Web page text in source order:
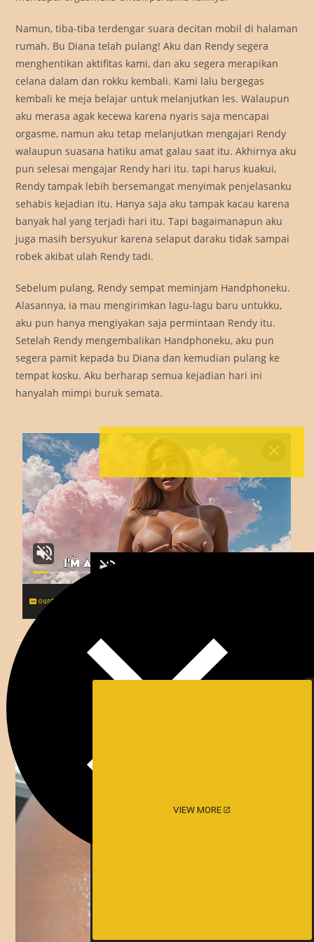
Namun, tiba-tiba terdengar suara decitan mobil di halaman
rumah. Bu Diana telah pulang! Aku dan Rendy segera
menghentikan aktifitas kami, dan aku segera merapikan
celana dalam dan rokku kembali. Kami lalu bergegas
kembali ke meja belajar untuk melanjutkan les. Walaupun
aku merasa agak kecewa karena nyaris saja mencapai
orgasme, namun aku tetap melanjutkan mengajari Rendy
walaupun suasana hatiku amat galau saat itu. Akhirnya aku
pun selesai mengajar Rendy hari itu. tapi harus kuakui,
Rendy tampak lebih bersemangat menyimak penjelasanku
sehabis kejadian itu. Hanya saja aku tampak kacau karena
banyak hal yang terjadi hari itu. Tapi bagaimanapun aku
juga masih bersyukur karena selaput daraku tidak sampai
robek akibat ulah Rendy tadi.
Sebelum pulang, Rendy sempat meminjam Handphoneku.
Alasannya, ia mau mengirimkan lagu-lagu baru untukku,
aku pun hanya mengiyakan saja permintaan Rendy itu.
Setelah Rendy mengembalikan Handphoneku, aku pun
segera pamit kepada bu Diana dan kemudian pulang ke
tempat kosku. Aku berharap semua kejadian hari ini
hanyalah mimpi buruk semata.
ourdream.ai
YOU MIGHT ALSO LIKE
VIEW MORE